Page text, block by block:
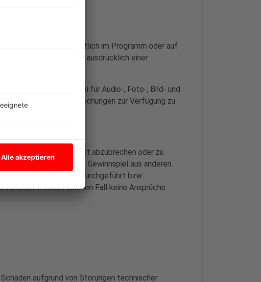
des Gewinners öffentlich im Programm oder auf
geben, wenn dieser ausdrücklich einer
Rahmen kostenfrei für Audio-, Foto-, Bild- und
gedruckten Veröffentlichungen zur Verfügung zu
Gewinnspiel jederzeit abzubrechen oder zu
Gewalt oder falls das Gewinnspiel aus anderen
Gründen nicht durchgeführt bzw.
stehen in einem solchen Fall keine Ansprüche
aufgrund von Störungen technischer